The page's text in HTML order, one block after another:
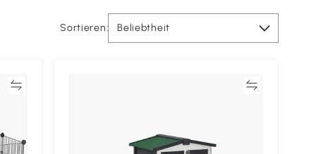
Sortieren: Beliebtheit